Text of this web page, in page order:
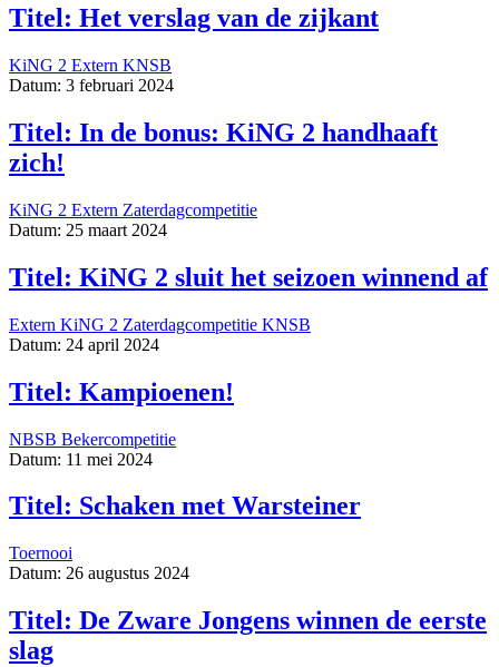
Titel: Het verslag van de zijkant
KiNG 2 Extern KNSB
Datum: 3 februari 2024
Titel: In de bonus: KiNG 2 handhaaft
zich!
KiNG 2 Extern Zaterdagcompetitie
Datum: 25 maart 2024
Titel: KiNG 2 sluit het seizoen winnend af
Extern KiNG 2 Zaterdagcompetitie KNSB
Datum: 24 april 2024
Titel: Kampioenen!
NBSB Bekercompetitie
Datum: 11 mei 2024
Titel: Schaken met Warsteiner
Toernooi
Datum: 26 augustus 2024
Titel: De Zware Jongens winnen de eerste
slag